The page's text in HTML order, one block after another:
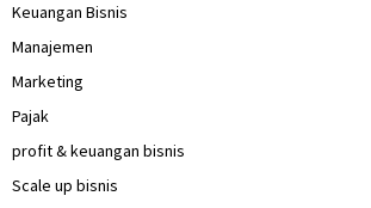
Keuangan Bisnis
Manajemen
Marketing
Pajak
profit & keuangan bisnis
Scale up bisnis